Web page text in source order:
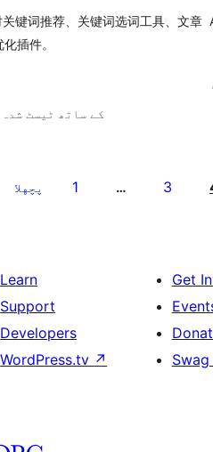
键词推荐、关键词选词工具、文章
插件。
6.8.7 کے ساتھ ٹیسٹ شدہ
پچهلا 1 … 3
Learn
Support
Developers
WordPress.tv ↗
Get
Swag